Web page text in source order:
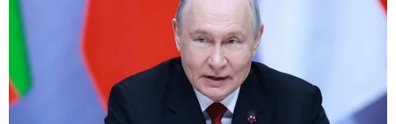
Bão Dolphin hướng vào miền Đông
Trung Quốc, cảnh báo mưa lớn trên
diện rộng
06/08/2026 08:36